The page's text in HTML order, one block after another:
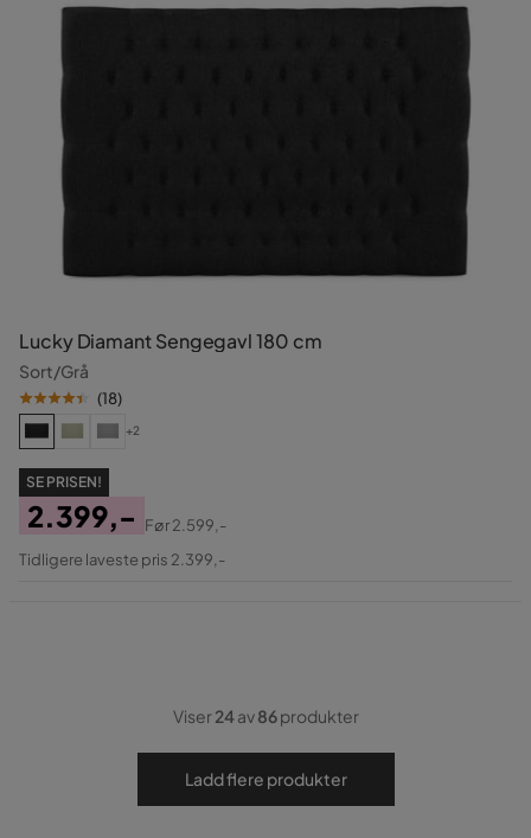
Lucky Diamant Sengegavl 180 cm
Sort/Grå
(18)
+2
SE PRISEN!
Pris
2.399,-
Original
Før2.599,-
Tidligere laveste pris 2.399,-
Viser24av86produkter
Ladd flere produkter